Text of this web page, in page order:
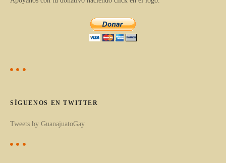
o
c
t
e
SÍGUENOS EN TWITTER
Tweets by GuanajuatoGay